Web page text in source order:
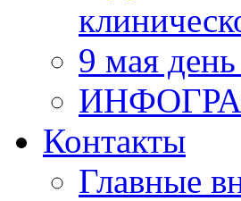
9 мая
Контакты
Главные